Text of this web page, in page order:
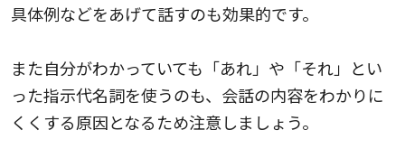
具体例などをあげて話すのも効果的です。
また自分がわかっていても「あれ」や「それ」とい
った指示代名詞を使うのも、会話の内容をわかりに
くくする原因となるため注意しましょう。